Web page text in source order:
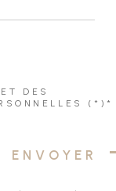
DES
(*)*
ENVOYER